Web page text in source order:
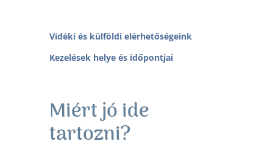
Vidéki és külföldi elérhetőségeink
Kezelések helye és időpontjai
Miért jó ide
tartozni?